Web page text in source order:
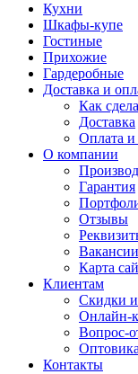
Кухни
Шкафы-купе
Гостиные
Прихожие
Гардеробные
Доставка и
Как
Доставка
Оплата и
О компании
Гарантия
Отзывы
Вакансии
Карта
Клиентам
Скидки
Онлайн-
Вопрос-
Контакты